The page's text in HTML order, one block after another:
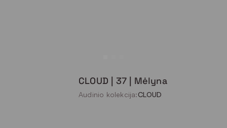
CLOUD | 37 | Mėlyna
Audinio kolekcija:CLOUD